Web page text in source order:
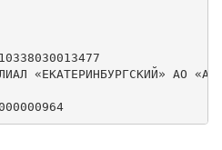
«ЕКАТЕРИНБУРГСКИЙ» АО